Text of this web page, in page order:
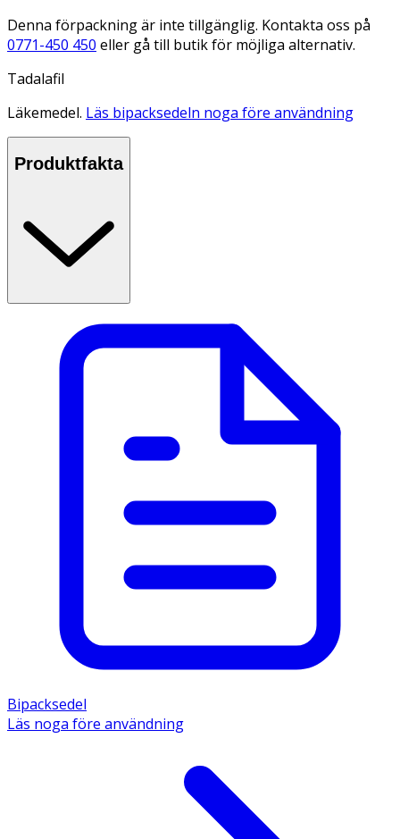
Denna förpackning är inte tillgänglig. Kontakta oss på
0771-450 450 eller gå till butik för möjliga alternativ.
Tadalafil
Läkemedel. Läs bipacksedeln noga före användning
Produktfakta
Bipacksedel
Läs noga före användning